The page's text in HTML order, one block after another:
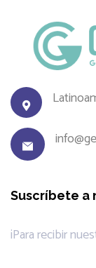
Suscríbete a
¡Para recibir